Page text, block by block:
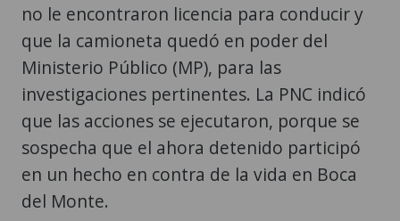
no le encontraron licencia para conducir y
que la camioneta quedó en poder del
Ministerio Público (MP), para las
investigaciones pertinentes. La PNC indicó
que las acciones se ejecutaron, porque se
sospecha que el ahora detenido participó
en un hecho en contra de la vida en Boca
del Monte.